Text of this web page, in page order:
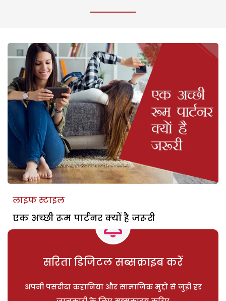
लाइफ स्टाइल
एक अच्छी रूम पार्टनर क्यों है जरूरी
सरिता डिजिटल सब्सक्राइब करें
अपनी पसंदीदा कहानियां और सामाजिक मुद्दों से जुड़ी हर